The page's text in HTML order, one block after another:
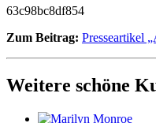
63c98bc8df854
Zum Beitrag: Presseartikel
Weitere schöne